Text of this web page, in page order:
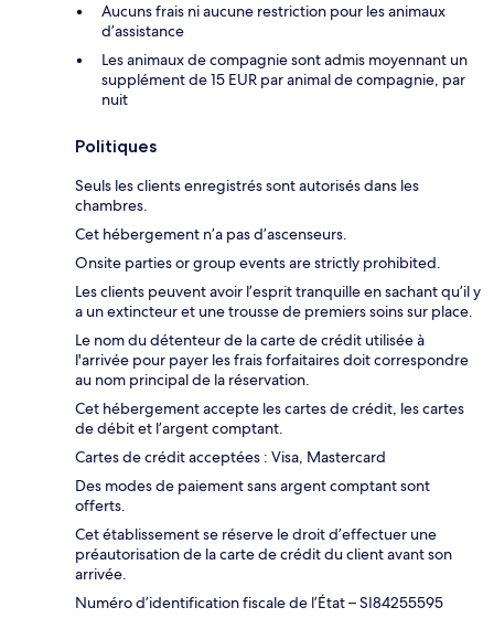
Aucuns frais ni aucune restriction pour les animaux
d’assistance
Les animaux de compagnie sont admis moyennant un
supplément de 15 EUR par animal de compagnie, par
nuit
Politiques
Seuls les clients enregistrés sont autorisés dans les
chambres.
Cet hébergement n’a pas d’ascenseurs.
Onsite parties or group events are strictly prohibited.
Les clients peuvent avoir l’esprit tranquille en sachant qu’il y
a un extincteur et une trousse de premiers soins sur place.
Le nom du détenteur de la carte de crédit utilisée à
l'arrivée pour payer les frais forfaitaires doit correspondre
au nom principal de la réservation.
Cet hébergement accepte les cartes de crédit, les cartes
de débit et l’argent comptant.
Cartes de crédit acceptées : Visa, Mastercard
Des modes de paiement sans argent comptant sont
offerts.
Cet établissement se réserve le droit d’effectuer une
préautorisation de la carte de crédit du client avant son
arrivée.
Numéro d’identification fiscale de l’État – SI84255595